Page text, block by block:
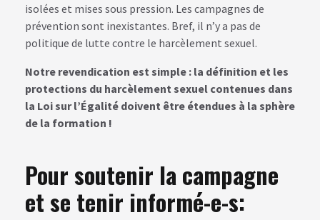
isolées et mises sous pression. Les campagnes de
prévention sont inexistantes. Bref, il n’y a pas de
politique de lutte contre le harcèlement sexuel.
Notre revendication est simple : la définition et les
protections du harcèlement sexuel contenues dans
la Loi sur l’Égalité doivent être étendues à la sphère
de la formation !
Pour soutenir la campagne
et se tenir informé-e-s: